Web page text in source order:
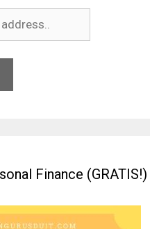
Finance (GRATIS!)